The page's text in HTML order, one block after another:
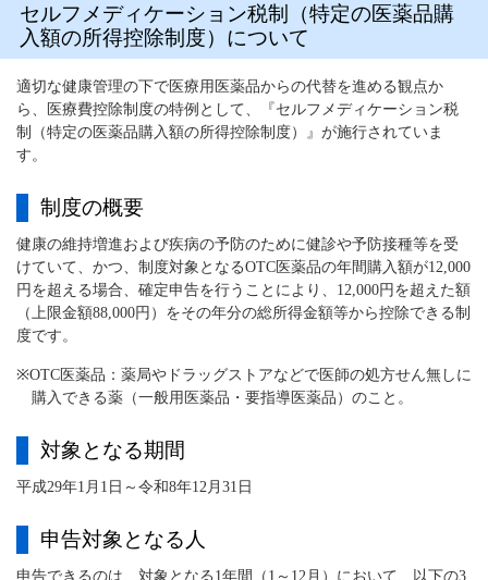
セルフメディケーション税制（特定の医薬品購
入額の所得控除制度）について
適切な健康管理の下で医療用医薬品からの代替を進める観点か
ら、医療費控除制度の特例として、『セルフメディケーション税
制（特定の医薬品購入額の所得控除制度）』が施行されていま
す。
制度の概要
健康の維持増進および疾病の予防のために健診や予防接種等を受
けていて、かつ、制度対象となるOTC医薬品の年間購入額が12,000
円を超える場合、確定申告を行うことにより、12,000円を超えた額
（上限金額88,000円）をその年分の総所得金額等から控除できる制
度です。
※OTC医薬品：薬局やドラッグストアなどで医師の処方せん無しに
購入できる薬（一般用医薬品・要指導医薬品）のこと。
対象となる期間
平成29年1月1日～令和8年12月31日
申告対象となる人
申告できるのは、対象となる1年間（1～12月）において、以下の3